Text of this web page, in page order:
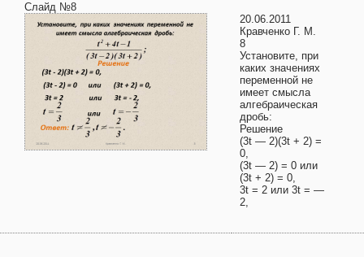
Слайд №8
20.06.2011
Кравченко Г. М.
8
Установите, при
каких значениях
переменной не
имеет смысла
алгебраическая
дробь:
Решение
(3t — 2)(3t + 2) =
0,
(3t — 2) = 0 или
(3t + 2) = 0,
3t = 2 или 3t = —
2,